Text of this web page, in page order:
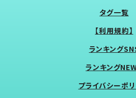
タグ一覧
【利用規約】
ランキング
ランキング
プライバシーポ